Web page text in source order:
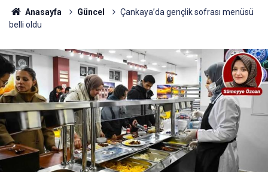
Anasayfa Güncel
Çankaya’da gençlik sofrası menüsü
belli oldu